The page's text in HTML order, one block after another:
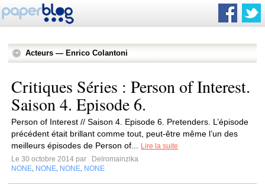
Acteurs — Enrico Colantoni
Critiques Séries : Person of Interest.
Saison 4. Episode 6.
Person of Interest // Saison 4. Episode 6. Pretenders. L’épisode
précédent était brillant comme tout, peut-être même l’un des
meilleurs épisodes de Person of...
Lire la suite
Le 30 octobre 2014 par
Delromainzika
NONE NONE NONE NONE